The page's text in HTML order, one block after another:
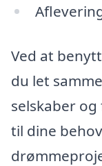
Ved at
du let
selskaber
til dine